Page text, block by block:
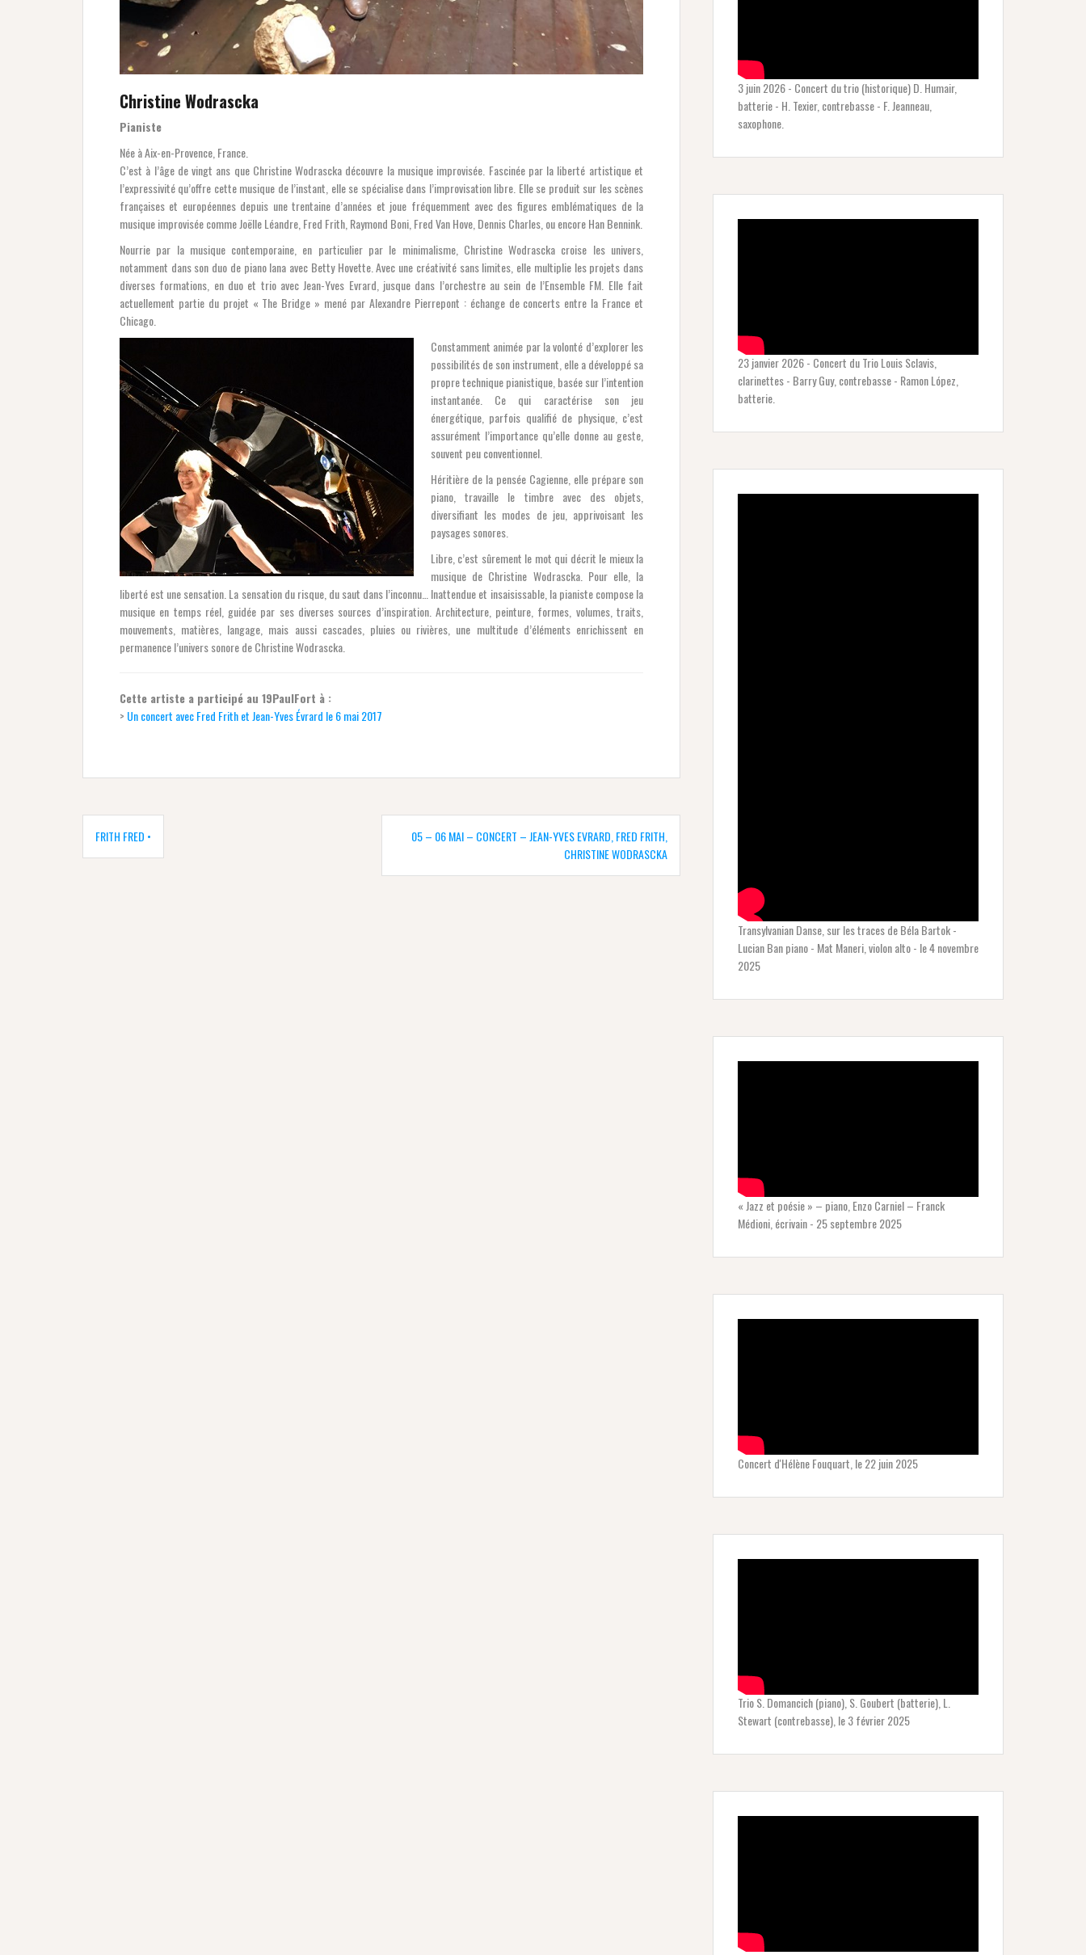
Christine Wodrascka
Pianiste
Née à Aix-en-Provence, France.
C’est à l’âge de vingt ans que Christine Wodrascka découvre la musique improvisée. Fascinée par la liberté artistique et
l’expressivité qu’offre cette musique de l’instant, elle se spécialise dans l’improvisation libre. Elle se produit sur les scènes
françaises et européennes depuis une trentaine d’années et joue fréquemment avec des figures emblématiques de la
musique improvisée comme Joëlle Léandre, Fred Frith, Raymond Boni, Fred Van Hove, Dennis Charles, ou encore Han Bennink.
Nourrie par la musique contemporaine, en particulier par le minimalisme, Christine Wodrascka croise les univers,
notamment dans son duo de piano Iana avec Betty Hovette. Avec une créativité sans limites, elle multiplie les projets dans
diverses formations, en duo et trio avec Jean-Yves Evrard, jusque dans l’orchestre au sein de l’Ensemble FM. Elle fait
actuellement partie du projet « The Bridge » mené par Alexandre Pierrepont : échange de concerts entre la France et
Chicago.
Constamment animée par la volonté d’explorer les
possibilités de son instrument, elle a développé sa
propre technique pianistique, basée sur l’intention
instantanée. Ce qui caractérise son jeu
énergétique, parfois qualifié de physique, c’est
assurément l’importance qu’elle donne au geste,
souvent peu conventionnel.
Héritière de la pensée Cagienne, elle prépare son
piano, travaille le timbre avec des objets,
diversifiant les modes de jeu, apprivoisant les
paysages sonores.
Libre, c’est sûrement le mot qui décrit le mieux la
musique de Christine Wodrascka. Pour elle, la
liberté est une sensation. La sensation du risque, du saut dans l’inconnu… Inattendue et insaisissable, la pianiste compose la
musique en temps réel, guidée par ses diverses sources d’inspiration. Architecture, peinture, formes, volumes, traits,
mouvements, matières, langage, mais aussi cascades, pluies ou rivières, une multitude d’éléments enrichissent en
permanence l’univers sonore de Christine Wodrascka.
Cette artiste a participé au 19PaulFort à :
> Un concert avec Fred Frith et Jean-Yves Évrard le 6 mai 2017
Navigation
l’article
FRITH FRED •
05 – 06 MAI – CONCERT – JEAN-YVES EVRARD, FRED FRITH,
CHRISTINE WODRASCKA
3 juin 2026 - Concert du trio (historique) D. Humair,
batterie - H. Texier, contrebasse - F. Jeanneau,
saxophone.
23 janvier 2026 - Concert du Trio Louis Sclavis,
clarinettes - Barry Guy, contrebasse - Ramon López,
batterie.
Transylvanian Danse, sur les traces de Béla Bartok -
Lucian Ban piano - Mat Maneri, violon alto - le 4 novembre
2025
« Jazz et poésie » – piano, Enzo Carniel – Franck
Médioni, écrivain - 25 septembre 2025
Concert d'Hélène Fouquart, le 22 juin 2025
Trio S. Domancich (piano), S. Goubert (batterie), L.
Stewart (contrebasse), le 3 février 2025